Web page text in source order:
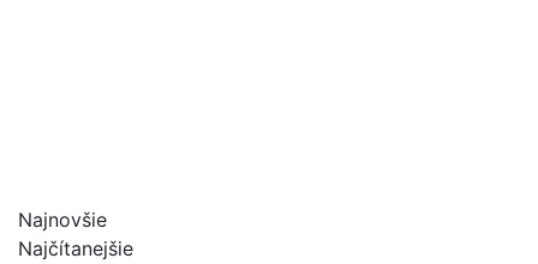
Najnovšie
Najčítanejšie